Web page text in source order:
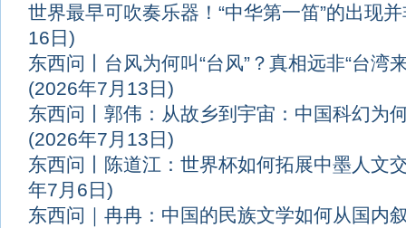
世界最早可吹奏乐器！“中华第一笛”的出现
16日)
东西问丨台风为何叫“台风”？真相远非“台湾
(2026年7月13日)
东西问丨郭伟：从故乡到宇宙：中国科幻为
(2026年7月13日)
东西问丨陈道江：世界杯如何拓展中墨人文
年7月6日)
东西问｜冉冉：中国的民族文学如何从国内